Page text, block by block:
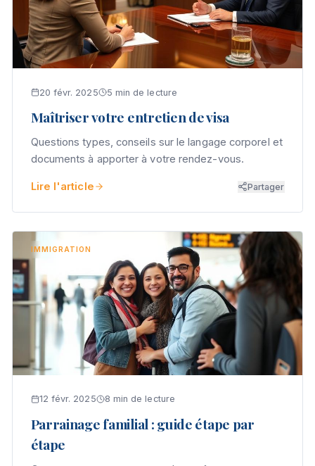
20 févr. 2025 5 min de lecture
Maîtriser votre entretien de visa
Questions types, conseils sur le langage corporel et
documents à apporter à votre rendez-vous.
Lire l'article Partager
IMMIGRATION
12 févr. 2025 8 min de lecture
Parrainage familial : guide étape par
étape